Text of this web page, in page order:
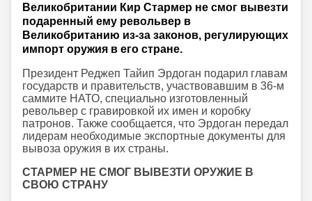
Великобритании Кир Стармер не смог вывезти
подаренный ему револьвер в
Великобританию из-за законов, регулирующих
импорт оружия в его стране.
Президент Реджеп Тайип Эрдоган подарил главам
государств и правительств, участвовавшим в 36-м
саммите НАТО, специально изготовленный
револьвер с гравировкой их имен и коробку
патронов. Также сообщается, что Эрдоган передал
лидерам необходимые экспортные документы для
вывоза оружия в их страны.
СТАРМЕР НЕ СМОГ ВЫВЕЗТИ ОРУЖИЕ В
СВОЮ СТРАНУ